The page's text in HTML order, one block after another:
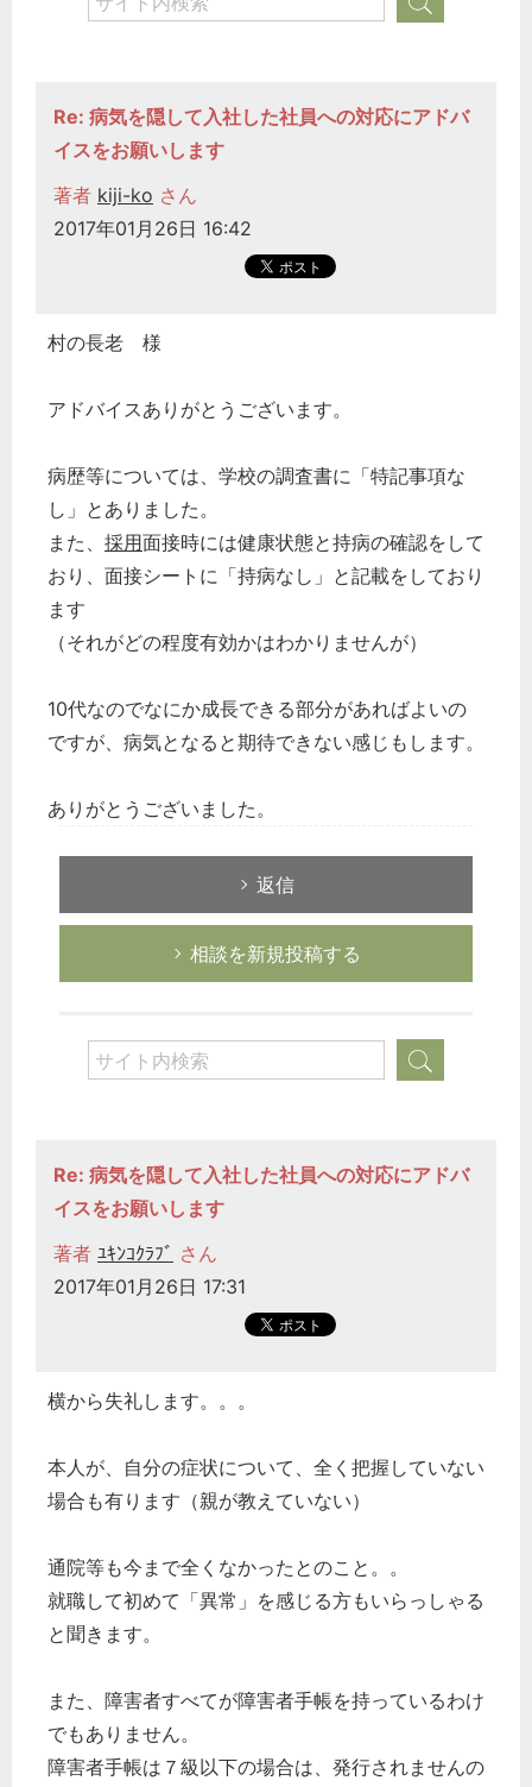
Re: 病気を隠して入社した社員への対応にアドバ
イスをお願いします
著者 kiji-ko さん
2017年01月26日 16:42
村の長老 様
アドバイスありがとうございます。
病歴等については、学校の調査書に「特記事項な
し」とありました。
また、 採用面接時には健康状態と持病の確認をして
おり、面接シートに「持病なし」と記載をしており
ます
（それがどの程度有効かはわかりませんが）
10代なのでなにか成長できる部分があればよいの
ですが、病気となると期待できない感じもします。
ありがとうございました。
返信
相談を新規投稿する
Re: 病気を隠して入社した社員への対応にアドバ
イスをお願いします
著者 ﾕｷﾝｺｸﾗﾌﾞ さん
2017年01月26日 17:31
横から失礼します。。。
本人が、自分の症状について、全く把握していない
場合も有ります（親が教えていない）
通院等も今まで全くなかったとのこと。。
就職して初めて「異常」を感じる方もいらっしゃる
と聞きます。
また、障害者すべてが障害者手帳を持っているわけ
でもありません。
障害者手帳は７級以下の場合は、発行されませんの